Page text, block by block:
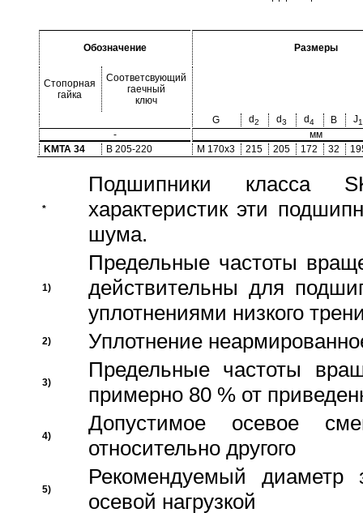
Обозначение Размеры
Стопорная
гайка
Соответсвующий
гаечный
ключ
G
d2 d3 d4 B J1
-
мм
KMTA 34
B 205-220 M 170x3 215 205 172 32
*
Подшипники класса
характеристик эти
шума.
1)
Предельные частоты
действительны для
уплотнениями низкого
2) Уплотнение
3)
Предельные частоты
примерно 80 % от
4)
Допустимое осевое
относительно другого
5)
Рекомендуемый диаметр
осевой нагрузкой